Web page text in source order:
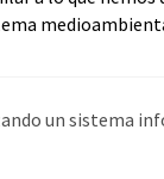
un sistema